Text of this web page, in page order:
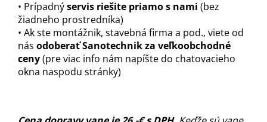
• Prípadnýservis riešite priamo s nami (bez
žiadneho prostredníka)
• Ak ste montážnik, stavebná firma a pod., viete od
nás odoberať Sanotechnik za veľkoobchodné
ceny(pre viac info nám napíšte do chatovacieho
okna naspodu stránky)